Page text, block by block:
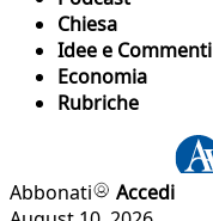
Chiesa
Idee e Commenti
Economia
Rubriche
Abbonati
Accedi